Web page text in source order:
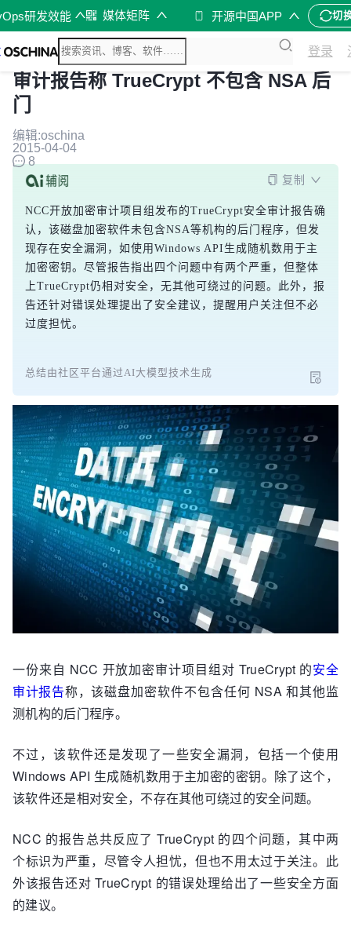
研发效能 媒体矩阵 开源中国APP 切
登录
审计报告称 TrueCrypt 不包含 NSA 后
门
编辑:oschina
2015-04-04
8
复制
NCC开放加密审计项目组发布的TrueCrypt安全审计报告确
认，该磁盘加密软件未包含NSA等机构的后门程序，但发
现存在安全漏洞，如使用Windows API生成随机数用于主
加密密钥。尽管报告指出四个问题中有两个严重，但整体
上TrueCrypt仍相对安全，无其他可绕过的问题。此外，报
告还针对错误处理提出了安全建议，提醒用户关注但不必
过度担忧。
总结由社区平台通过AI大模型技术生成
一份来自 NCC 开放加密审计项目组对 TrueCrypt 的安全
审计报告称，该磁盘加密软件不包含任何 NSA 和其他监
测机构的后门程序。
不过，该软件还是发现了一些安全漏洞，包括一个使用
Windows API 生成随机数用于主加密的密钥。除了这个，
该软件还是相对安全，不存在其他可绕过的安全问题。
NCC 的报告总共反应了 TrueCrypt 的四个问题，其中两
个标识为严重，尽管令人担忧，但也不用太过于关注。此
外该报告还对 TrueCrypt 的错误处理给出了一些安全方面
的建议。